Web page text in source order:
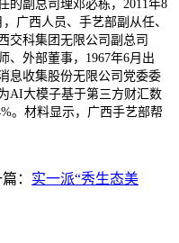
的副总司理邓必栋，2011年8
广西人员、手艺部副从任、
交科集团无限公司副总司
、外部董事，1967年6月出
息收集股份无限公司党委委
AI大模子基于第三方财汇数
。材料显示，广西手艺部帮
： 实一派“秀生态美